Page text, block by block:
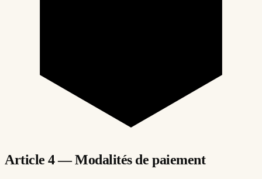
Article 4 — Modalités de paiement